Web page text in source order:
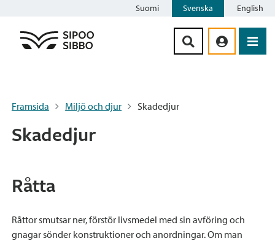
Suomi Svenska English
Framsida Miljö och djur Skadedjur
Skadedjur
Råtta
Råttor smutsar ner, förstör livsmedel med sin avföring och
gnagar sönder konstruktioner och anordningar. Om man